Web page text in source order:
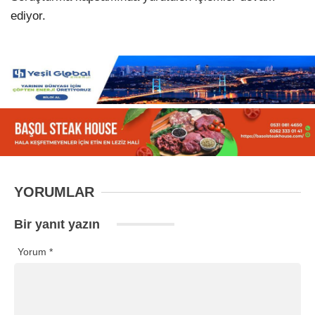
ediyor.
YORUMLAR
Bir yanıt yazın
Yorum *